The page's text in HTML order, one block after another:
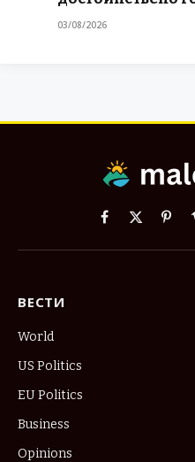
03/08/2026
Facebook
X
ВЕСТИ
World
US Politics
EU Politics
Business
Opinions